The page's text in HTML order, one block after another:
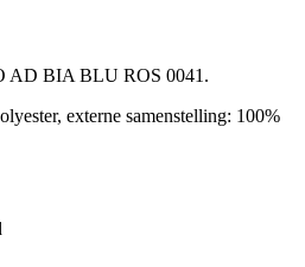
AD BIA BLU ROS 0041.
externe samenstelling: 100%